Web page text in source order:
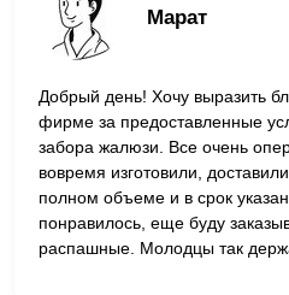
Марат
Добрый день! Хочу выразить
фирме за предоставленные
забора жалюзи. Все очень
вовремя изготовили,
полном объеме и в срок
понравилось, еще буду
распашные. Молодцы так